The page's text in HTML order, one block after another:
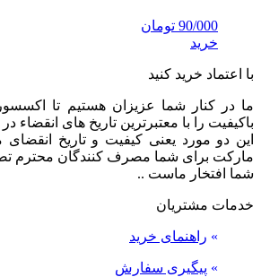
90/000 تومان
خرید
با اعتماد خرید کنید
ما در کنار شما عزیزان هستیم تا
باکیفیت را با معتبرترین تاریخ های انقضاء
این دو مورد یعنی کیفیت و تاریخ
مارکت برای شما مصرف کنندگان محترم
شما افتخار ماست ..
خدمات مشتریان
» راهنمای خرید
» پیگیری سفارش